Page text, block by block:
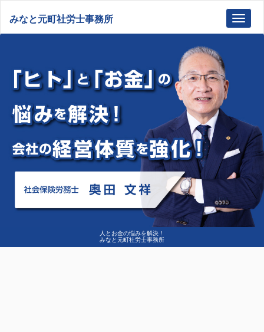
人とお金の悩みを解決！
みなと元町社労士事務所
みなと元町社労士事務所